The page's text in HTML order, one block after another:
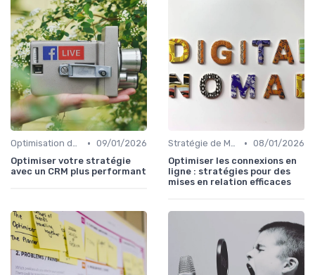
Optimisation du Parcours Client • 09/01/2026
Optimiser votre stratégie
avec un CRM plus performant
Stratégie de Marketing Digital • 08/01/2026
Optimiser les connexions en
ligne : stratégies pour des
mises en relation efficaces